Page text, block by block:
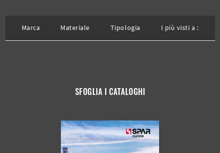
Marca Materiale Tipologia I più visti a :
SFOGLIA I CATALOGHI